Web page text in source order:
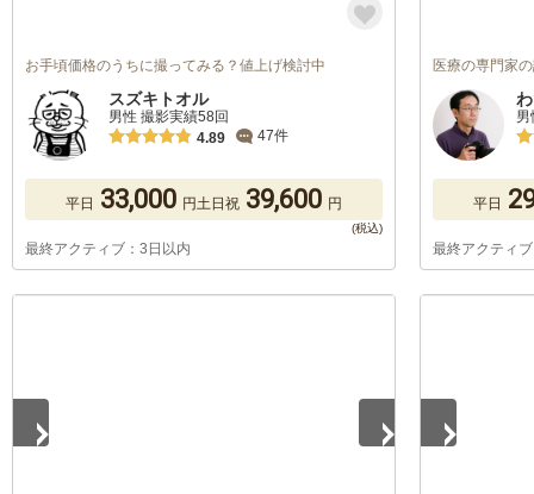
お手頃価格のうちに撮ってみる？値上げ検討中
スズキトオル
男性 撮影実績58回
4.89
47件
平日 33,000 円土日祝 39,600 円
最終アクティブ：3日以内
医療の専門家
平日
最終アクティ